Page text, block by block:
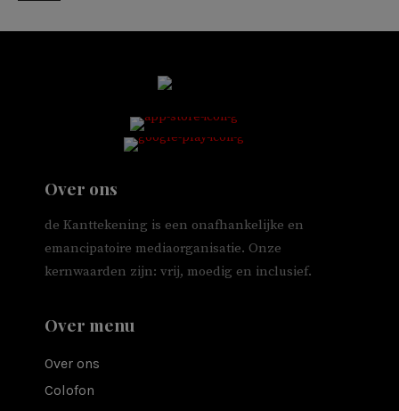
Over ons
de Kanttekening is een onafhankelijke en
emancipatoire mediaorganisatie. Onze
kernwaarden zijn: vrij, moedig en inclusief.
Over menu
Over ons
Colofon